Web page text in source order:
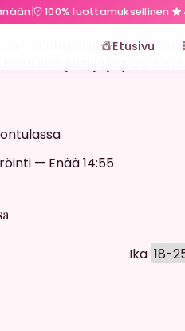
| 100% luottamuksellinen|
Etusivu
- Rentoa Seuraa Kontulassa
illan juttuja ja
— Enää14:53
Ika